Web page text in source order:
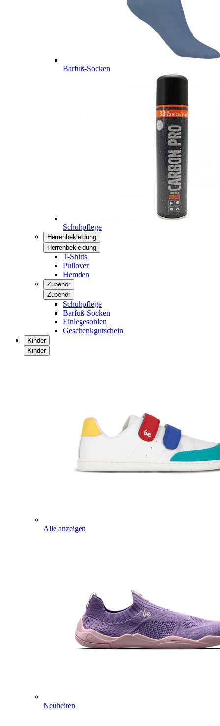
Barfuß-Socken
Schuhpflege
Herrenbekleidung
Herrenbekleidung
T-Shirts
Pullover
Hemden
Zubehör
Zubehör
Schuhpflege
Barfuß-Socken
Einlegesohlen
Geschenkgutschein
Kinder
Kinder
Alle anzeigen
Neuheiten